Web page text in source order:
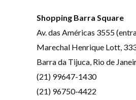
Shopping Barra Square
Av. das Américas 3555
Marechal Henrique Lott,
Barra da Tijuca, Rio de
(21) 99647-1430
(21) 96750-4422